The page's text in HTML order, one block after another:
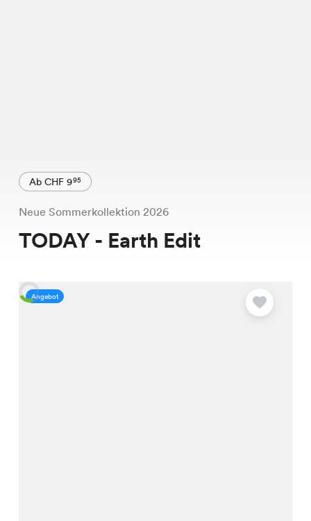
Ab CHF 995
Neue Sommerkollektion 2026
TODAY - Earth Edit
Angebot